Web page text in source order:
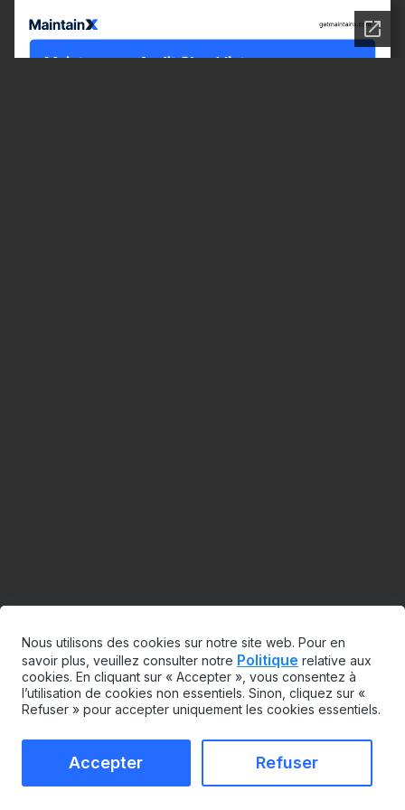
Nous utilisons des cookies sur notre site web. Pour en
savoir plus, veuillez consulter notre Politique relative aux
cookies. En cliquant sur « Accepter », vous consentez à
l’utilisation de cookies non essentiels. Sinon, cliquez sur «
Refuser » pour accepter uniquement les cookies essentiels.
Accepter Refuser